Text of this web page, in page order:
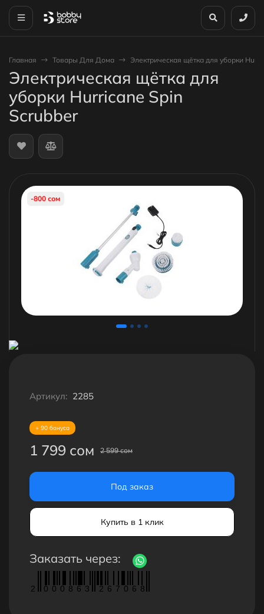
Главная Товары Для Дома Электрическая щётка для уборки
Электрическая щётка для
уборки Hurricane Spin
Scrubber
-800 сом
Артикул: 2285
+ 90 бонуса
1 799 сом 2 599 сом
Под заказ
Купить в 1 клик
Заказать через:
2 0 0 0 8 6 3 2 6 7 0 6 8